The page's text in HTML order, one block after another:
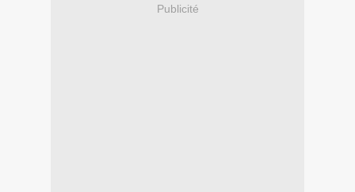
Publicité